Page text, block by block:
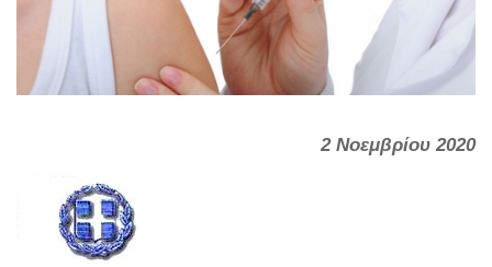
2 Νοεμβρίου 2020